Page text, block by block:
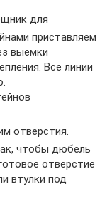
для
приставляем
выемки
Все линии
отверстия.
чтобы дюбель
отверстие
втулки под